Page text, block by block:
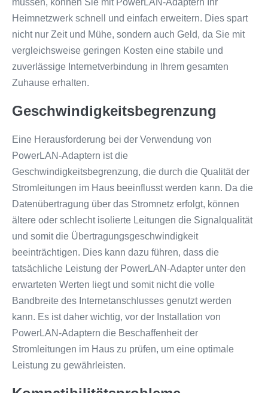
müssen, können Sie mit PowerLAN-Adaptern Ihr
Heimnetzwerk schnell und einfach erweitern. Dies spart
nicht nur Zeit und Mühe, sondern auch Geld, da Sie mit
vergleichsweise geringen Kosten eine stabile und
zuverlässige Internetverbindung in Ihrem gesamten
Zuhause erhalten.
Geschwindigkeitsbegrenzung
Eine Herausforderung bei der Verwendung von
PowerLAN-Adaptern ist die
Geschwindigkeitsbegrenzung, die durch die Qualität der
Stromleitungen im Haus beeinflusst werden kann. Da die
Datenübertragung über das Stromnetz erfolgt, können
ältere oder schlecht isolierte Leitungen die Signalqualität
und somit die Übertragungsgeschwindigkeit
beeinträchtigen. Dies kann dazu führen, dass die
tatsächliche Leistung der PowerLAN-Adapter unter den
erwarteten Werten liegt und somit nicht die volle
Bandbreite des Internetanschlusses genutzt werden
kann. Es ist daher wichtig, vor der Installation von
PowerLAN-Adaptern die Beschaffenheit der
Stromleitungen im Haus zu prüfen, um eine optimale
Leistung zu gewährleisten.